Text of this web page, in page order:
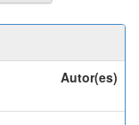
Autor(es)